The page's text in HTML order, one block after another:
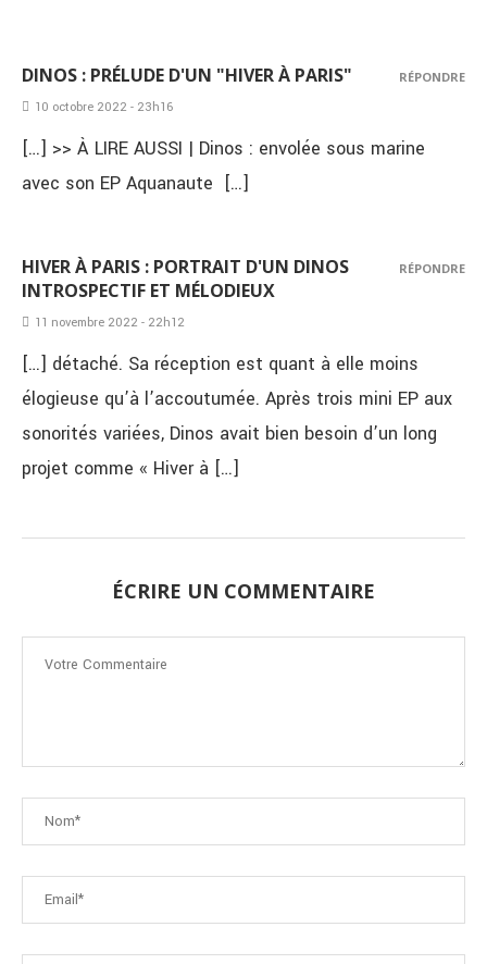
DINOS : PRÉLUDE D'UN "HIVER À PARIS"
10 octobre 2022 - 23h16
[…] >> À LIRE AUSSI | Dinos : envolée sous marine
avec son EP Aquanaute […]
RÉPONDRE
HIVER À PARIS : PORTRAIT D'UN DINOS
INTROSPECTIF ET MÉLODIEUX
11 novembre 2022 - 22h12
[…] détaché. Sa réception est quant à elle moins
élogieuse qu’à l’accoutumée. Après trois mini EP aux
sonorités variées, Dinos avait bien besoin d’un long
projet comme « Hiver à […]
RÉPONDRE
ÉCRIRE UN COMMENTAIRE